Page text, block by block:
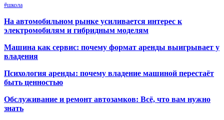
#школа
На автомобильном рынке усиливается интерес к
электромобилям и гибридным моделям
Машина как сервис: почему формат аренды выигрывает у
владения
Психология аренды: почему владение машиной перестаёт
быть ценностью
Обслуживание и ремонт автозамков: Всё, что вам нужно
знать